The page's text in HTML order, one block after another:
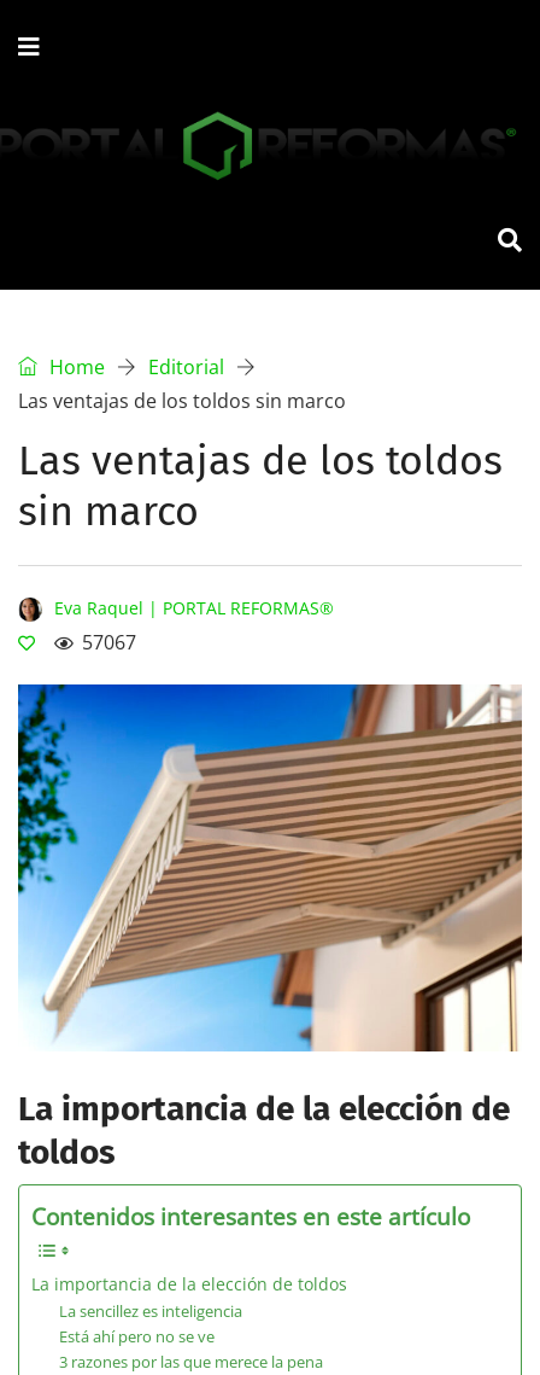
Home
Editorial
Las ventajas de los toldos sin marco
Las ventajas de los toldos
sin marco
Eva Raquel | PORTAL REFORMAS®
57067
La importancia de la elección de
toldos
Contenidos interesantes en este artículo
La importancia de la elección de toldos
La sencillez es inteligencia
Está ahí pero no se ve
3 razones por las que merece la pena